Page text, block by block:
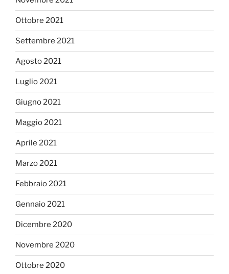
Ottobre 2021
Settembre 2021
Agosto 2021
Luglio 2021
Giugno 2021
Maggio 2021
Aprile 2021
Marzo 2021
Febbraio 2021
Gennaio 2021
Dicembre 2020
Novembre 2020
Ottobre 2020